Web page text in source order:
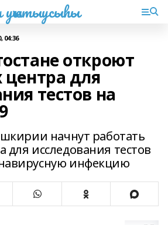
уҡытыусыһы
04:36
откроют
для
тестов на
начнут работать
для исследования тестов
инфекцию